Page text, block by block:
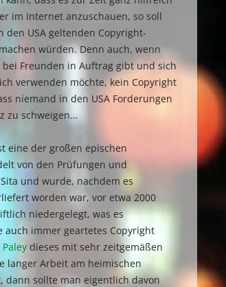
im Internet anzuschauen, so soll
USA geltenden Copyright-
würden. Denn auch, wenn
Freunden in Auftrag gibt und sich
verwenden möchte, kein Copyright
niemand in den USA Forderungen
zu schweigen…
eine der großen epischen
von den Prüfungen und
und wurde, nachdem es
worden war, vor etwa 2000
niedergelegt, was es
immer geartetes Copyright
dieses mit sehr zeitgemäßen
langer Arbeit am heimischen
dann sollte man eigentlich davon